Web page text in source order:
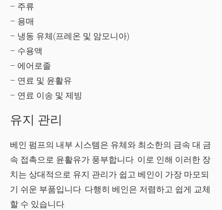
– 주류
– 용매
– 냉동 유체(프레온 및 암모니아)
– 수용액
– 에어로졸
– 연료 및 윤활유
– 연료 이송 및 제빙
유지 관리
베인 펌프의 내부 시스템은 유체와 최소한의 금속 대 금
속 접촉으로 윤활유가 풍부합니다. 이로 인해 이러한 장
치는 상대적으로 유지 관리가 쉽고 베인이 가장 마모되
기 쉬운 부품입니다. 다행히 베인은 저렴하고 쉽게 교체
할 수 있습니다.